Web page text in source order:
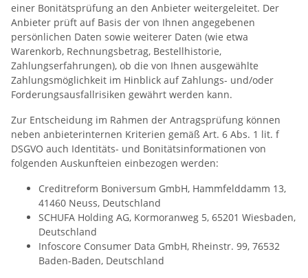
einer Bonitätsprüfung an den Anbieter weitergeleitet. Der
Anbieter prüft auf Basis der von Ihnen angegebenen
persönlichen Daten sowie weiterer Daten (wie etwa
Warenkorb, Rechnungsbetrag, Bestellhistorie,
Zahlungserfahrungen), ob die von Ihnen ausgewählte
Zahlungsmöglichkeit im Hinblick auf Zahlungs- und/oder
Forderungsausfallrisiken gewährt werden kann.
Zur Entscheidung im Rahmen der Antragsprüfung können
neben anbieterinternen Kriterien gemäß Art. 6 Abs. 1 lit. f
DSGVO auch Identitäts- und Bonitätsinformationen von
folgenden Auskunfteien einbezogen werden:
Creditreform Boniversum GmbH, Hammfelddamm 13,
41460 Neuss, Deutschland
SCHUFA Holding AG, Kormoranweg 5, 65201 Wiesbaden,
Deutschland
Infoscore Consumer Data GmbH, Rheinstr. 99, 76532
Baden-Baden, Deutschland